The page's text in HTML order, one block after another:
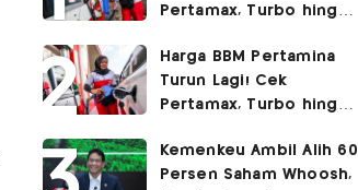
Pertamax, Turbo hingga
2026
Harga BBM Pertamina
Turun Lagi! Cek
Pertamax, Turbo hingga
Agustus 2026
Kemenkeu Ambil Alih 60
Persen Saham Whoosh,